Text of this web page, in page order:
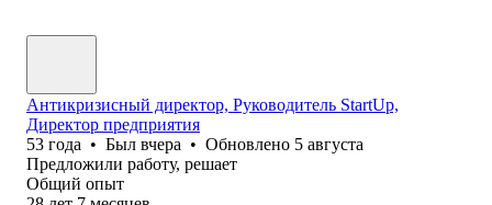
Антикризисный директор, Руководитель StartUp,
Директор предприятия
53 года • Был вчера • Обновлено 5 августа
Предложили работу, решает
Общий опыт